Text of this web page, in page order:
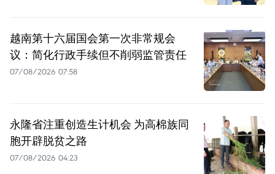
越南第十六届国会第一次非常规会
议：简化行政手续但不削弱监管责任
07/08/2026 07:58
永隆省注重创造生计机会 为高棉族同
胞开辟脱贫之路
07/08/2026 04:23